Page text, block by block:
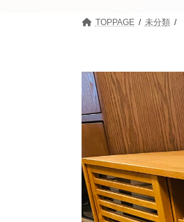
TOPPAGE 未分類